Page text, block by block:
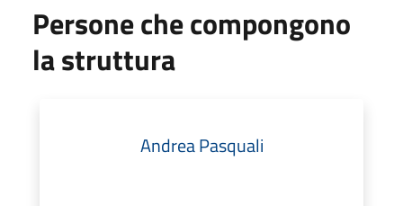
Persone che compongono
la struttura
Andrea Pasquali